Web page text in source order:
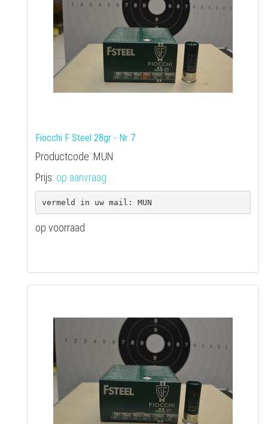
Fiocchi F Steel 28gr - Nr 7
Productcode :MUN
Prijs: op aanvraag
op voorraad